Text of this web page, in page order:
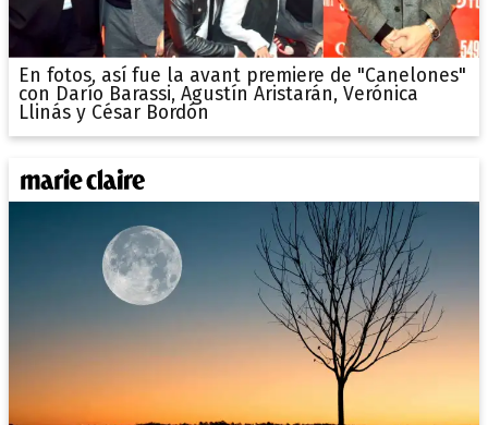
En fotos, así fue la avant premiere de "Canelones"
con Darío Barassi, Agustín Aristarán, Verónica
Llinás y César Bordón